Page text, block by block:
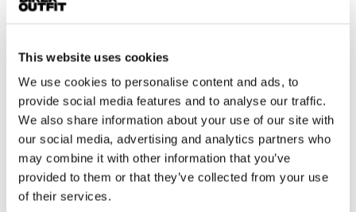
This website uses cookies
We use cookies to personalise content and ads, to
provide social media features and to analyse our traffic.
We also share information about your use of our site with
our social media, advertising and analytics partners who
may combine it with other information that you’ve
provided to them or that they’ve collected from your use
of their services.
Heren
Motorjas heren
Motorbroek heren
Motorpak heren
Motorjeans heren
Motorhoodie heren
Motorhelm heren